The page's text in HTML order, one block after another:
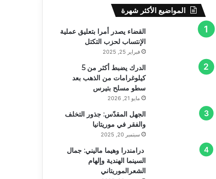
المواضيع الأكثر شهرة
القضاء يصدر أمرا بتعليق عملية
الإنتساب لحزب التكتل
فبراير 25, 2025
الدرك يضبط أكثر من 5
كيلوغرامات من الذهب بعد
سطو مسلح بتيرس
مايو 21, 2026
الجهل المقدّس: جذور التخلف
والفقر في موريتانيا
سبتمبر 20, 2025
درامندرا وهيما ماليني: جمال
السينما الهندية وإلهام
الشعرالموريتاني